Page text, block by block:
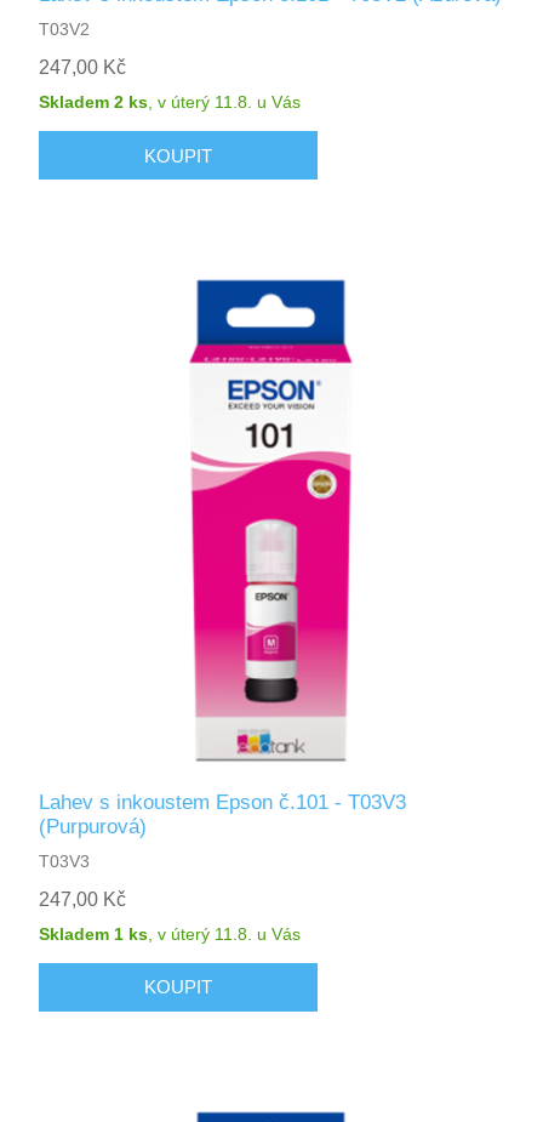
T03V2
247,00 Kč
Skladem 2 ks,v úterý 11.8. u Vás
Lahev s inkoustem Epson č.101 - T03V3
(Purpurová)
T03V3
247,00 Kč
Skladem 1 ks ,v úterý 11.8. u Vás